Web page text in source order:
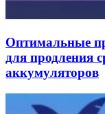
Оптимальные
для продления
аккумуляторов